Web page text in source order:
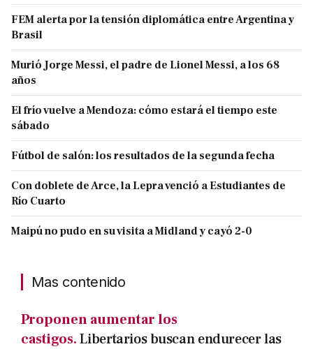
FEM alerta por la tensión diplomática entre Argentina y
Brasil
Murió Jorge Messi, el padre de Lionel Messi, a los 68
años
El frío vuelve a Mendoza: cómo estará el tiempo este
sábado
Fútbol de salón: los resultados de la segunda fecha
Con doblete de Arce, la Lepra venció a Estudiantes de
Río Cuarto
Maipú no pudo en su visita a Midland y cayó 2-0
Mas contenido
Proponen aumentar los
castigos.Libertarios buscan endurecer las